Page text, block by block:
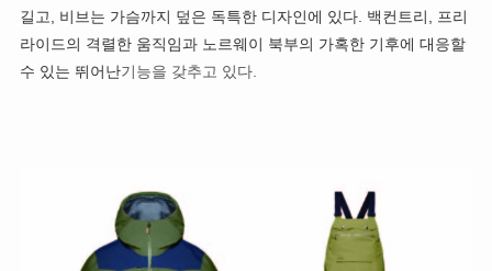
길고, 비브는 가슴까지 덮은 독특한 디자인에 있다. 백컨트리, 프리
라이드의 격렬한 움직임과 노르웨이 북부의 가혹한 기후에 대응할
수 있는 뛰어난기능을 갖추고 있다.